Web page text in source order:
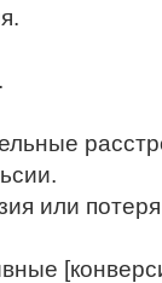
или